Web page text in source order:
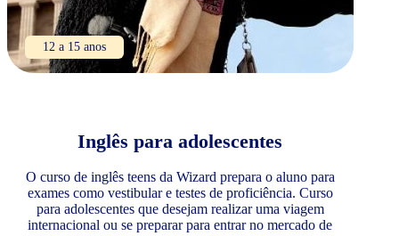
12 a 15 anos
Inglês para adolescentes
O curso de inglês teens da Wizard prepara o aluno para
exames como vestibular e testes de proficiência. Curso
para adolescentes que desejam realizar uma viagem
internacional ou se preparar para entrar no mercado de